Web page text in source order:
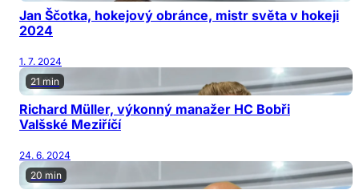
Jan Ščotka, hokejový obránce, mistr světa v hokeji
2024
1. 7. 2024
21 min
Richard Müller, výkonný manažer HC Bobři
Valšské Meziříčí
24. 6. 2024
20 min